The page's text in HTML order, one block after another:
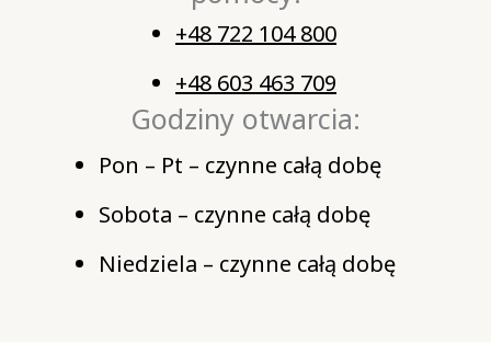
+48 722 104 800
+48 603 463 709
Godziny otwarcia:
Pon – Pt – czynne całą dobę
Sobota – czynne całą dobę
Niedziela – czynne całą dobę